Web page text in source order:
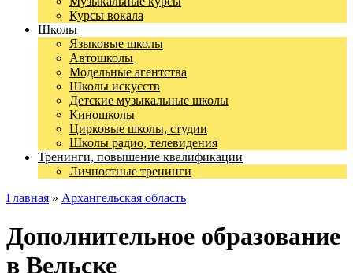
Курсы вокала
Школы
Языковые школы
Автошколы
Модельные агентства
Школы искусств
Детские музыкальные школы
Киношколы
Цирковые школы, студии
Школы радио, телевидения
Тренинги, повышение квалификации
Личностные тренинги
Главная » Архангельская область
Дополнительное образование
в Вельске